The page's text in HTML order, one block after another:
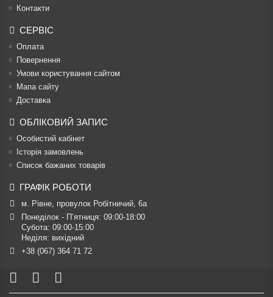
Контакти
СЕРВІС
Оплата
Повернення
Умови користування сайтом
Мапа сайту
Доставка
ОБЛІКОВИЙ ЗАПИС
Особистий кабінет
Історія замовлень
Список бажаних товарів
ГРАФІК РОБОТИ
м. Рівне, провулок Робітничий, 6а
Понеділок - П’ятниця: 09:00-18:00
Субота: 09:00-15:00
Неділя: вихідний
+38 (067) 364 71 72